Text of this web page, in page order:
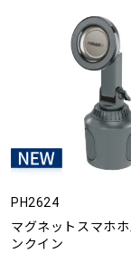
PH2624
マグネットスマホ
ンクイン